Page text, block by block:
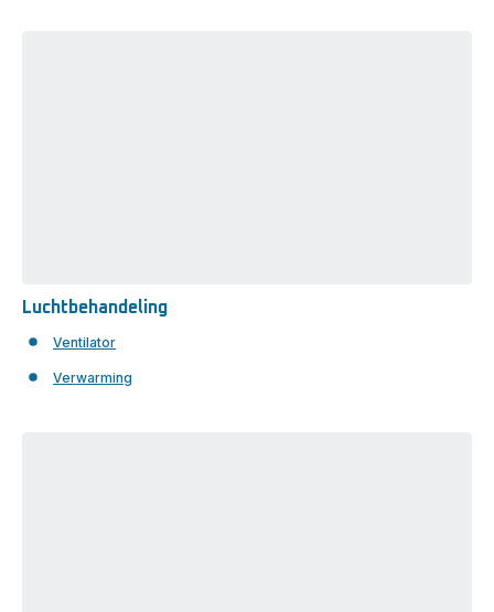
Luchtbehandeling
Ventilator
Verwarming